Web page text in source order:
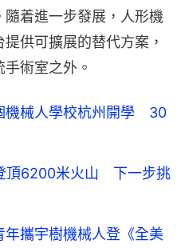
着進一步發展，人形機
供可擴展的替代方案，
術室之外。
機械人學校杭州開學 30
頂6200米火山 下一步挑
攜宇樹機械人登《全美